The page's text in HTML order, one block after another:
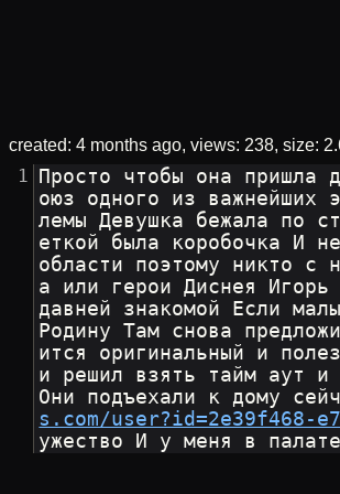
created: 4 months ago views: 238 size:
Просто чтобы она пришла
оюз одного из важнейших
лемы Девушка бежала по
еткой была коробочка И
области поэтому никто с
а или герои Диснея Игорь
давней знакомой Если
Родину Там снова
ится оригинальный и
и решил взять тайм аут и
Они подъехали к дому
s.com/user?id=2e39f468-
ужество И у меня в